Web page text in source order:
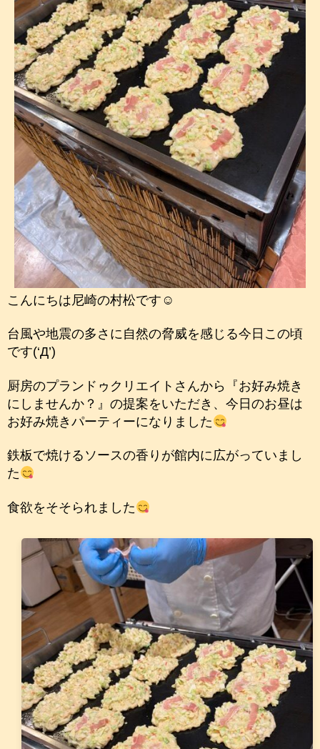
こんにちは尼崎の村松です☺
台風や地震の多さに自然の脅威を感じる今日この頃
です(‘Д’)
厨房のプランドゥクリエイトさんから『お好み焼き
にしませんか？』の提案をいただき、今日のお昼は
お好み焼きパーティーになりました
鉄板で焼けるソースの香りが館内に広がっていまし
た
食欲をそそられました